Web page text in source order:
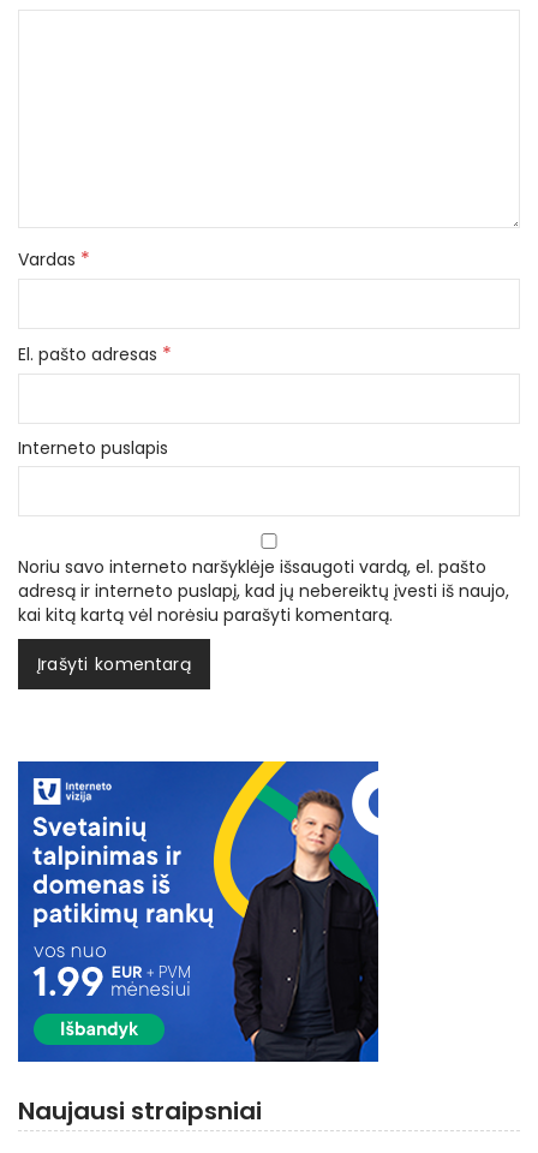
Vardas *
El. pašto adresas *
Interneto puslapis
Noriu savo interneto naršyklėje išsaugoti vardą, el. pašto
adresą ir interneto puslapį, kad jų nebereiktų įvesti iš naujo,
kai kitą kartą vėl norėsiu parašyti komentarą.
Naujausi straipsniai